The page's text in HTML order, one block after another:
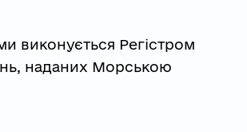
виконується Регістром
наданих Морською